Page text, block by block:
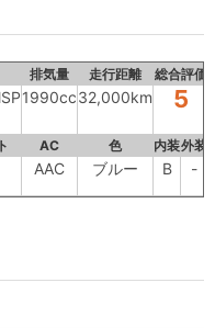
排気量 走行距離 総合評価
1990cc32,000km 5
AC 色 内装外装
AAC ブルー B -